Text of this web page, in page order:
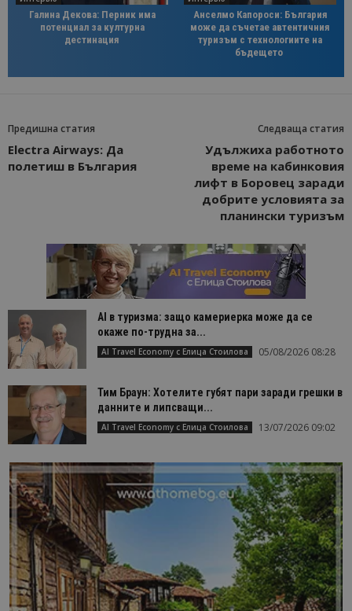
Галина Декова: Перник има
потенциал за културна
дестинация
Анселмо Капороси: България
може да съчетае автентичния
туризъм с технологиите на
бъдещето
Предишна статия
Electra Airways: Да
полетиш в България
Следваща статия
Удължиха работното
време на кабинковия
лифт в Боровец заради
добрите условията за
планински туризъм
AI в туризма: защо камериерка може да се
окаже по-трудна за...
AI Travel Economy с Елица Стоилова 05/08/2026 08:28
Тим Браун: Хотелите губят пари заради грешки в
данните и липсващи...
AI Travel Economy с Елица Стоилова 13/07/2026 09:02